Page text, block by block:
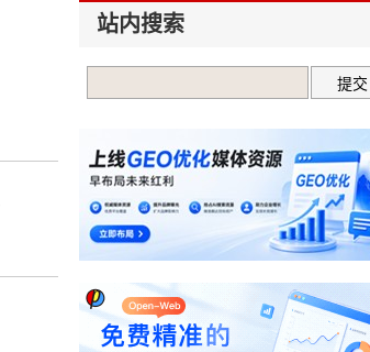
站内搜索